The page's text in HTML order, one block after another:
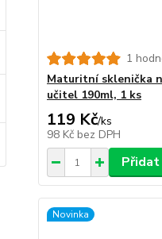
1
Maturitní sklenička
učitel 190ml, 1 ks
119 Kč/ks
98 Kč bez DPH
Přidat
Novinka